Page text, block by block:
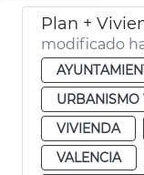
Plan +
modificado
URBANISMO
VIVIENDA
VALENCIA